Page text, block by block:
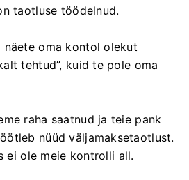
taotluse töödelnud.
näete oma kontol olekut
tehtud”, kuid te pole oma
raha saatnud ja teie pank
nüüd väljamaksetaotlust.
ei ole meie kontrolli all.